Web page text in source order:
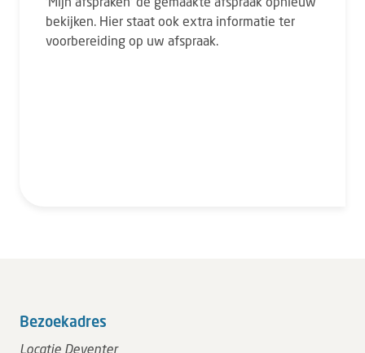
bekijken. Hier staat ook extra informatie ter
voorbereiding op uw afspraak.
Bezoekadres
Locatie Deventer